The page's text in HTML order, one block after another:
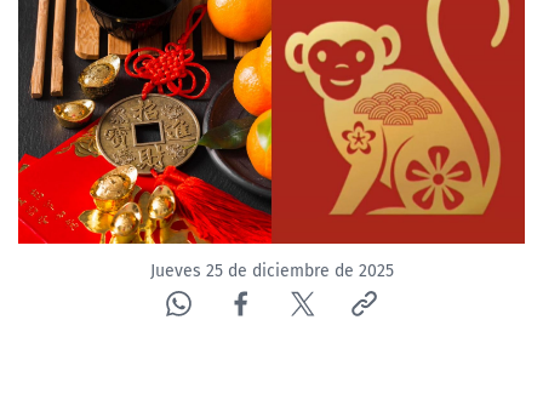
ACTUALIDAD Y TENDENCIAS
CORPORATIVO Y TRANSPARENCIA
CANAL DE DENUNCIAS
ÁREA DE PROYECTOS
Jueves 25 de diciembre de 2025